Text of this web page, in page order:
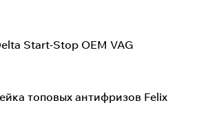
Start-Stop OEM VAG
топовых антифризов Felix